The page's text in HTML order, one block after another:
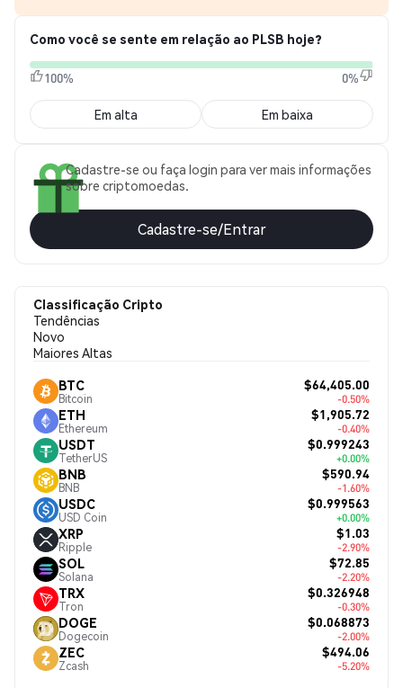
Como você se sente em relação ao PLSB hoje?
100% 0%
Em alta Em baixa
Cadastre-se ou faça login para ver mais informações
sobre criptomoedas.
Cadastre-se/Entrar
Classificação Cripto
Tendências
Novo
Maiores Altas
BTC
Bitcoin
$64,405.00
-0.50%
ETH
Ethereum
$1,905.72
-0.40%
USDT
TetherUS
$0.999243
+0.00%
BNB
BNB
$590.94
-1.60%
USDC
USD Coin
$0.999563
+0.00%
XRP
Ripple
$1.03
-2.90%
SOL
Solana
$72.85
-2.20%
TRX
Tron
$0.326948
-0.30%
DOGE
Dogecoin
$0.068873
-2.00%
ZEC
Zcash
$494.06
-5.20%